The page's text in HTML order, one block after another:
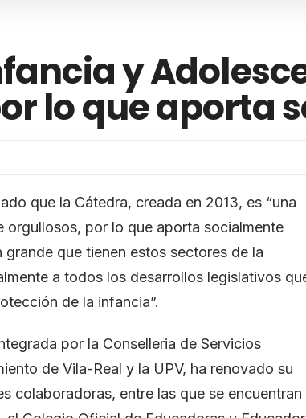
y
lo que aporta
que la Cátedra, creada en 2013, es “una
orgullosos, por lo que aporta socialmente
que tienen estos sectores de la
a todos los desarrollos legislativos
de la infancia”.
por la Conselleria de Servicios
de Vila-Real y la UPV, ha renovado su
colaboradoras, entre las que se encuentran